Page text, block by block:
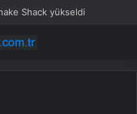
Shack yükseldi